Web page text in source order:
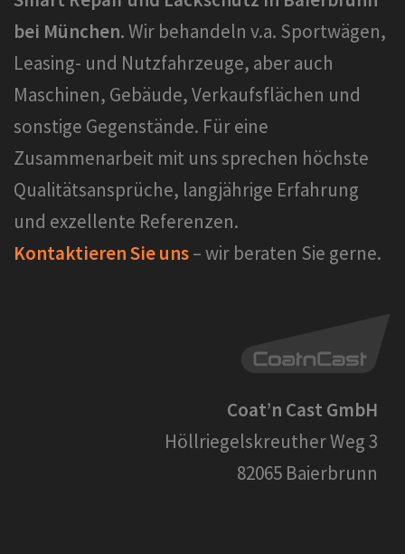
bei München.Wir behandeln v.a. Sportwägen,
Leasing- und Nutzfahrzeuge, aber auch
Maschinen, Gebäude, Verkaufsflächen und
sonstige Gegenstände. Für eine
Zusammenarbeit mit uns sprechen höchste
Qualitätsansprüche, langjährige Erfahrung
und exzellente Referenzen.
Kontaktieren Sie uns– wir beraten Sie gerne.
Coat’n Cast GmbH
Höllriegelskreuther Weg 3
82065 Baierbrunn